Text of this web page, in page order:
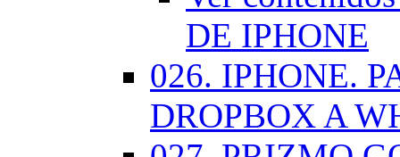
DE IPHONE
026. IPHONE.
DROPBOX A